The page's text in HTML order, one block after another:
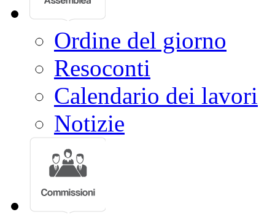
Ordine del giorno
Resoconti
Calendario dei lavori
Notizie